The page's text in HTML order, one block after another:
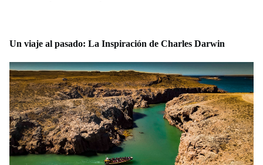
Un viaje al pasado: La Inspiración de Charles Darwin